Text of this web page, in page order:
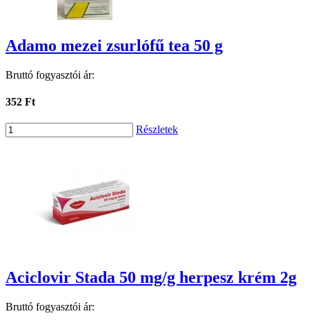
Adamo mezei zsurlófű tea 50 g
Bruttó fogyasztói ár:
352 Ft
Részletek
Aciclovir Stada 50 mg/g herpesz krém 2g
Bruttó fogyasztói ár: